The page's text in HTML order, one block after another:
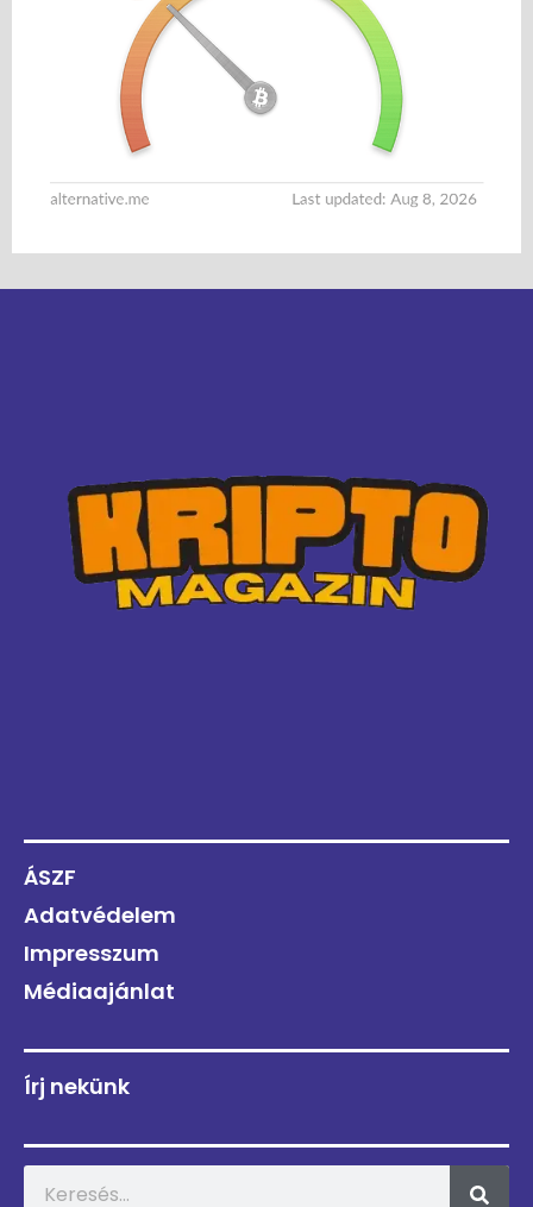
ÁSZF
Adatvédelem
Impresszum
Médiaajánlat
Írj nekünk